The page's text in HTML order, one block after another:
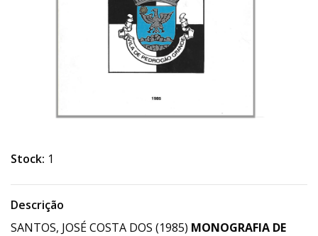
Stock: 1
Descrição
SANTOS, JOSÉ COSTA DOS (1985) MONOGRAFIA DE